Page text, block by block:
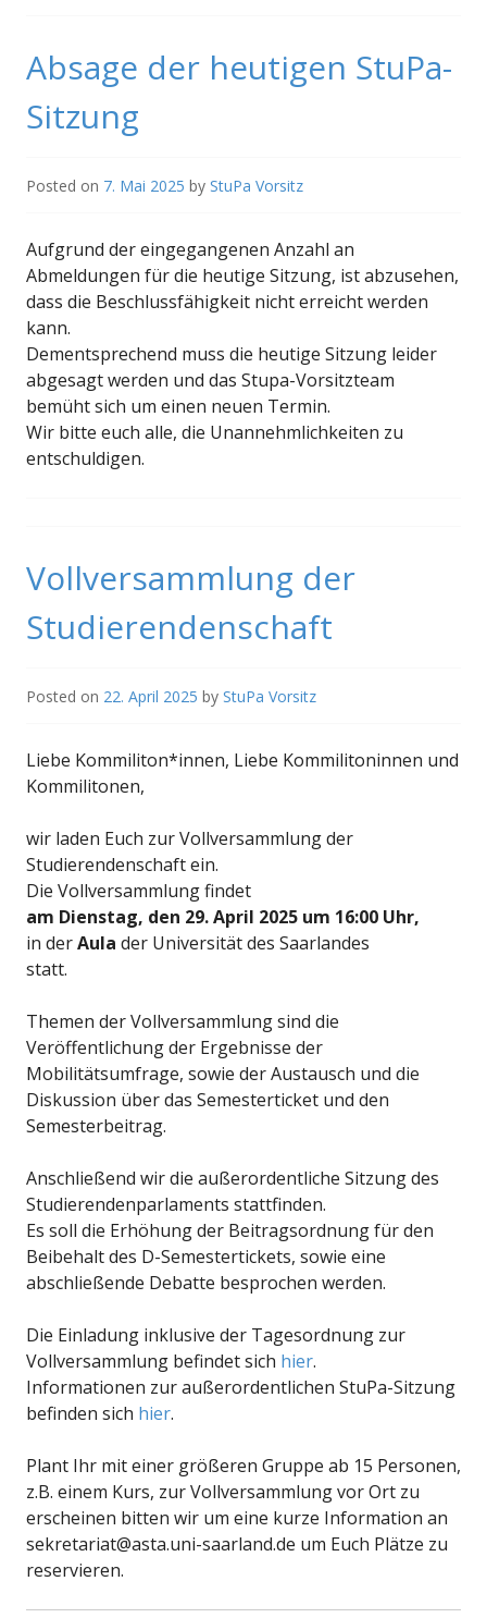
Absage der heutigen StuPa-
Sitzung
Posted on 7. Mai 2025 by StuPa Vorsitz
Aufgrund der eingegangenen Anzahl an
Abmeldungen für die heutige Sitzung, ist abzusehen,
dass die Beschlussfähigkeit nicht erreicht werden
kann.
Dementsprechend muss die heutige Sitzung leider
abgesagt werden und das Stupa-Vorsitzteam
bemüht sich um einen neuen Termin.
Wir bitte euch alle, die Unannehmlichkeiten zu
entschuldigen.
Vollversammlung der
Studierendenschaft
Posted on 22. April 2025 by StuPa Vorsitz
Liebe Kommiliton*innen, Liebe Kommilitoninnen und
Kommilitonen,
wir laden Euch zur Vollversammlung der
Studierendenschaft ein.
Die Vollversammlung findet
am Dienstag, den 29. April 2025 um 16:00 Uhr,
in derAula der Universität des Saarlandes
statt.
Themen der Vollversammlung sind die
Veröffentlichung der Ergebnisse der
Mobilitätsumfrage, sowie der Austausch und die
Diskussion über das Semesterticket und den
Semesterbeitrag.
Anschließend wir die außerordentliche Sitzung des
Studierendenparlaments stattfinden.
Es soll die Erhöhung der Beitragsordnung für den
Beibehalt des D-Semestertickets, sowie eine
abschließende Debatte besprochen werden.
Die Einladung inklusive der Tagesordnung zur
Vollversammlung befindet sich hier.
Informationen zur außerordentlichen StuPa-Sitzung
befinden sich hier.
Plant Ihr mit einer größeren Gruppe ab 15 Personen,
z.B. einem Kurs, zur Vollversammlung vor Ort zu
erscheinen bitten wir um eine kurze Information an
sekretariat@asta.uni-saarland.de um Euch Plätze zu
reservieren.